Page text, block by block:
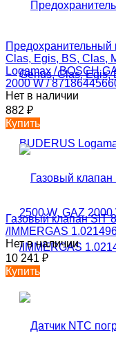
Предохранительный
Clas, Egis, BS, Clas,
Logamax / BOSCH
2000 W /
Нет в наличии
882 ₽
Купить
Газовый клапан SIT
/IMMERGAS
Нет в наличии
10 241 ₽
Купить